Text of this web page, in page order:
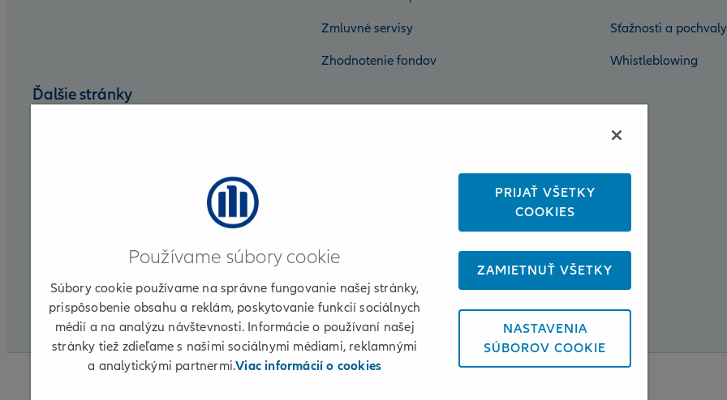
Zmluvné servisy
Zhodnotenie fondov
Sťažnosti a pochvaly
Whistleblowing
Ďalšie stránky
Partnerská zóna
Používame súbory cookie
Súbory cookie používame na správne fungovanie našej stránky,
prispôsobenie obsahu a reklám, poskytovanie funkcií sociálnych
médií a na analýzu návštevnosti. Informácie o používaní našej
stránky tiež zdieľame s našimi sociálnymi médiami, reklamnými
a analytickými partnermi.Viac informácií o cookies
PRIJAŤ VŠETKY
COOKIES
ZAMIETNUŤ VŠETKY
NASTAVENIA
SÚBOROV COOKIE